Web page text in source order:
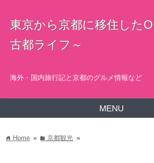
東京から京都に移住した
古都ライフ～
海外・国内旅行記と京都のグルメ情報など
MENU
home Home » folder京都観光 »